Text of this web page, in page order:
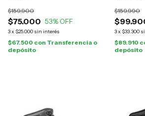
$75.000
$159.900
53% OFF
3x $25.000 sin interés
$67.500 con Transferencia o
depósito
$159.990
3x $33.300
$89.910
depósito